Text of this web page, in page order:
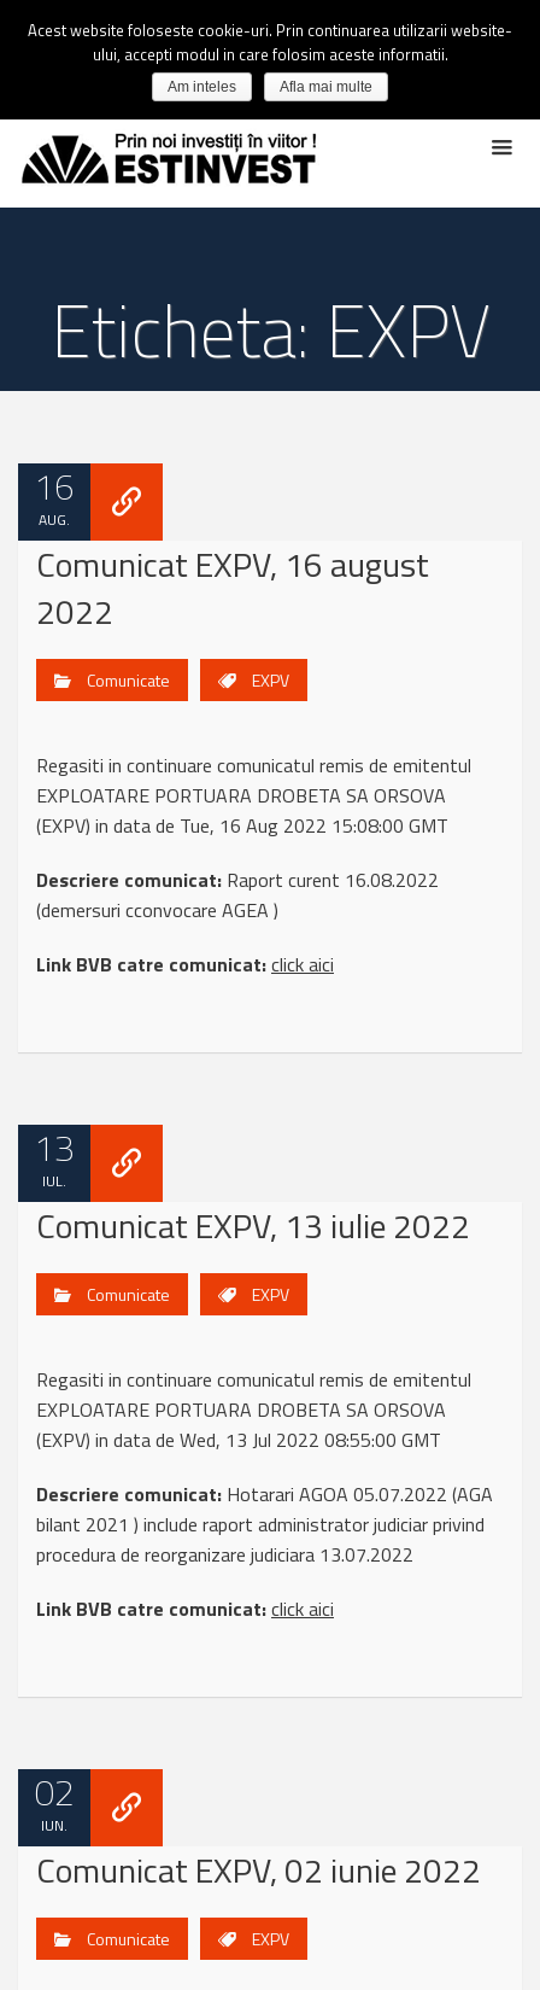
Eticheta: EXPV
16
AUG.
Comunicat EXPV, 16 august
2022
Comunicate EXPV
Regasiti in continuare comunicatul remis de emitentul
EXPLOATARE PORTUARA DROBETA SA ORSOVA
(EXPV) in data de Tue, 16 Aug 2022 15:08:00 GMT
Descriere comunicat: Raport curent 16.08.2022
(demersuri cconvocare AGEA )
Link BVB catre comunicat:click aici
13
IUL.
Comunicat EXPV, 13 iulie 2022
Comunicate EXPV
Regasiti in continuare comunicatul remis de emitentul
EXPLOATARE PORTUARA DROBETA SA ORSOVA
(EXPV) in data de Wed, 13 Jul 2022 08:55:00 GMT
Descriere comunicat: Hotarari AGOA 05.07.2022 (AGA
bilant 2021 ) include raport administrator judiciar privind
procedura de reorganizare judiciara 13.07.2022
Link BVB catre comunicat:click aici
02
IUN.
Comunicat EXPV, 02 iunie 2022
Comunicate EXPV
Acest website foloseste cookie-uri. Prin continuarea utilizarii website-
ului, accepti modul in care folosim aceste informatii.
Am inteles Afla mai multe